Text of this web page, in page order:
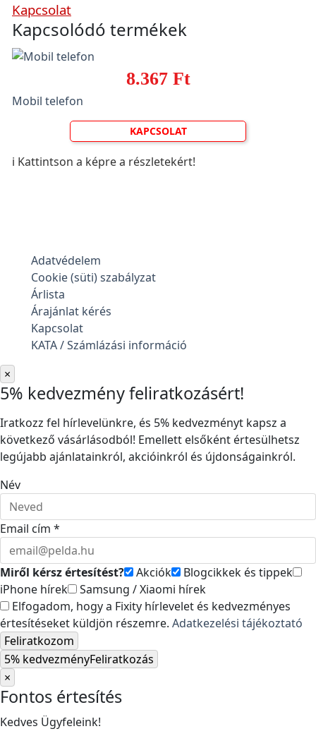
Kapcsolat
Kapcsolódó termékek
8.367 Ft
Mobil telefon
KAPCSOLAT
ℹ️ Kattintson a képre a részletekért!
Adatvédelem
Cookie (süti) szabályzat
Árlista
Árajánlat kérés
Kapcsolat
KATA / Számlázási információ
×
5% kedvezmény feliratkozásért!
Iratkozz fel hírlevelünkre, és 5% kedvezményt kapsz a
következő vásárlásodból! Emellett elsőként értesülhetsz
legújabb ajánlatainkról, akcióinkról és újdonságainkról.
Név
Email cím *
Miről kérsz értesítést? Akciók
Blogcikkek és tippek
iPhone hírek
Samsung / Xiaomi hírek
Elfogadom, hogy a Fixity hírlevelet és kedvezményes
értesítéseket küldjön részemre. Adatkezelési tájékoztató
Feliratkozom
5% kedvezményFeliratkozás
×
Fontos értesítés
Kedves Ügyfeleink!